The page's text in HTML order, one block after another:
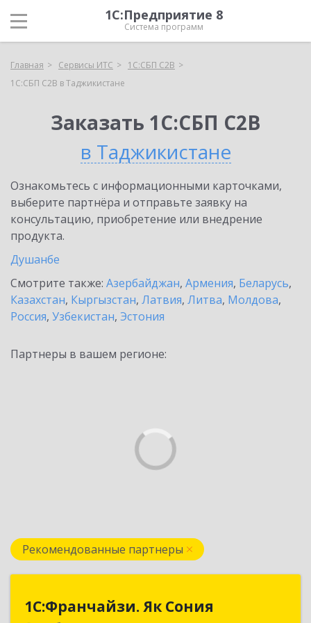
1С:Предприятие 8
Система программ
Главная Сервисы ИТС
1С:СБП C2B
1С:СБП C2B в Таджикистане
Заказать 1С:СБП C2B
в Таджикистане
Ознакомьтесь с информационными карточками,
выберите партнёра и отправьте заявку на
консультацию, приобретение или внедрение
продукта.
Душанбе
Смотрите также: Азербайджан, Армения, Беларусь,
Казахстан, Кыргызстан, Латвия, Литва, Молдова,
Россия, Узбекистан, Эстония
Партнеры в вашем регионе:
Рекомендованные партнеры
1С:Франчайзи. Як Сония
1С:Франчайзи. Як Сония